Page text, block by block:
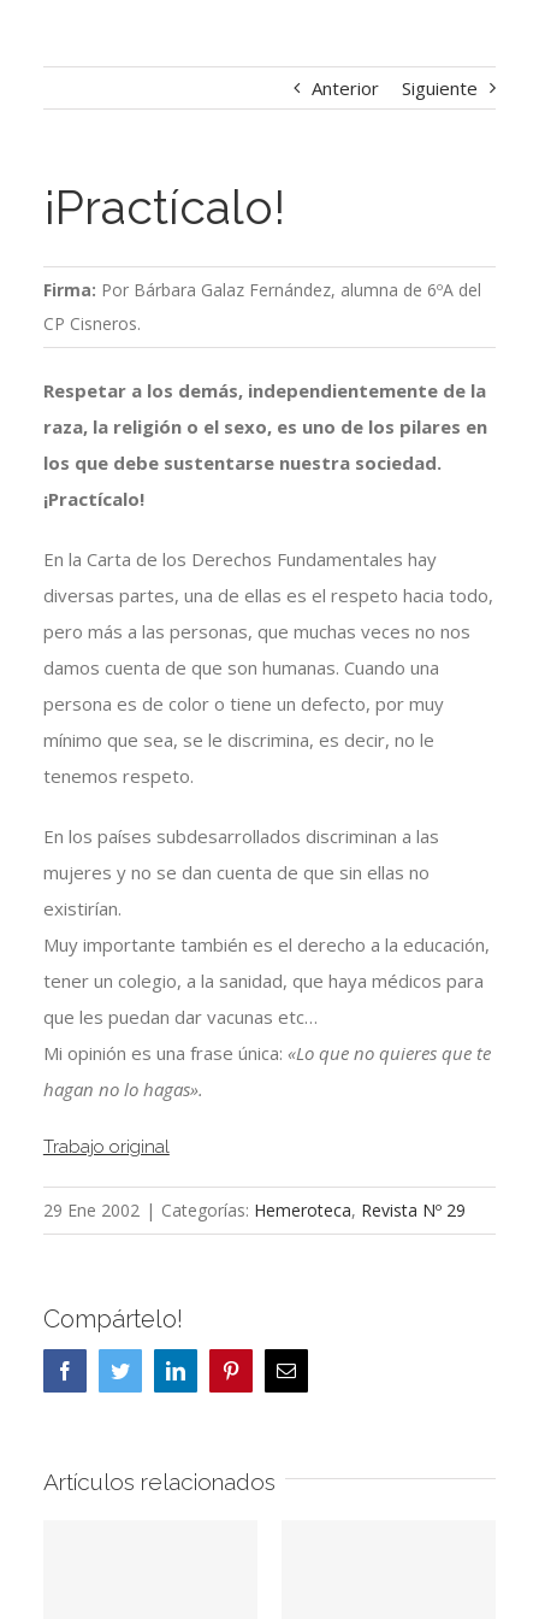
Anterior Siguiente
¡Practícalo!
Firma: Por Bárbara Galaz Fernández, alumna de 6ºA del
CP Cisneros.
Respetar a los demás, independientemente de la
raza, la religión o el sexo, es uno de los pilares en
los que debe sustentarse nuestra sociedad.
¡Practícalo!
En la Carta de los Derechos Fundamentales hay
diversas partes, una de ellas es el respeto hacia todo,
pero más a las personas, que muchas veces no nos
damos cuenta de que son humanas. Cuando una
persona es de color o tiene un defecto, por muy
mínimo que sea, se le discrimina, es decir, no le
tenemos respeto.
En los países subdesarrollados discriminan a las
mujeres y no se dan cuenta de que sin ellas no
existirían.
Muy importante también es el derecho a la educación,
tener un colegio, a la sanidad, que haya médicos para
que les puedan dar vacunas etc…
Mi opinión es una frase única: «Lo que no quieres que te
hagan no lo hagas».
Trabajo original
29 Ene 2002 | Categorías: Hemeroteca, Revista Nº 29
Compártelo!
FacebookTwitterLinkedInPinterestCorreo
electrónico
Artículos relacionados